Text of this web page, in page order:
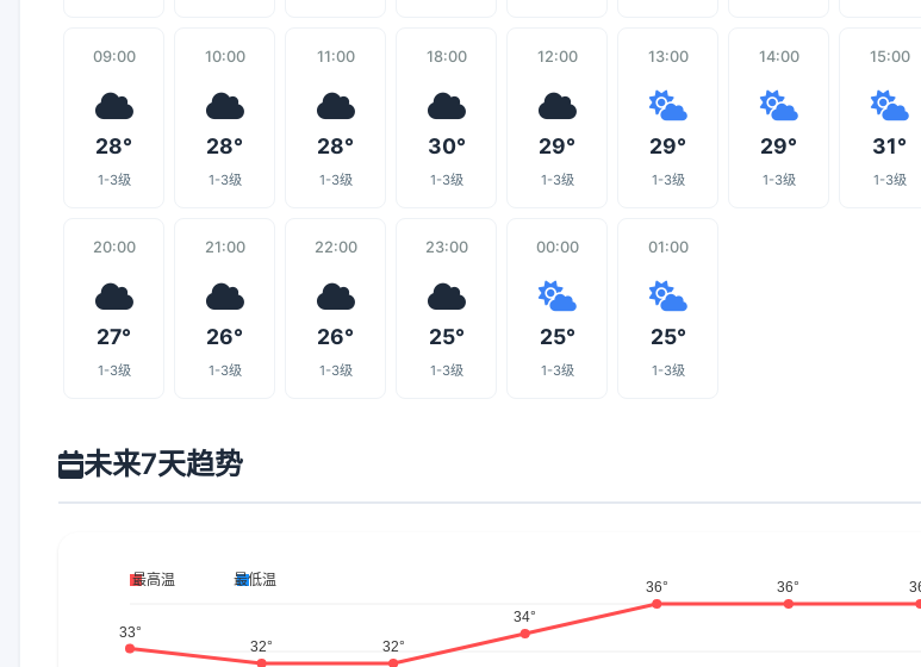
09:00
28°
1-3级
10:00
28°
1-3级
11:00
28°
1-3级
18:00
30°
1-3级
12:00
29°
1-3级
13:00
29°
1-3级
14:00
29°
1-3级
15:00
31°
1-3级
20:00
27°
1-3级
21:00
26°
1-3级
22:00
26°
1-3级
23:00
25°
1-3级
00:00
25°
1-3级
01:00
25°
1-3级
未来7天趋势